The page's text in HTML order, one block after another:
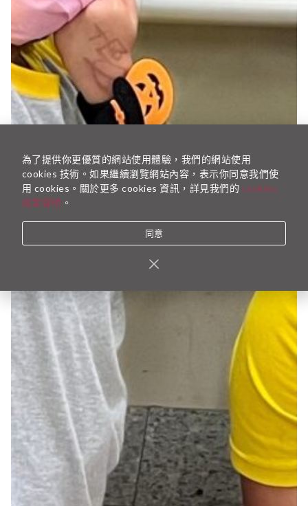
為了提供你更優質的網站使用體驗，我們的網站使用
cookies 技術。如果繼續瀏覽網站內容，表示你同意我們使
用 cookies。關於更多 cookies 資訊，詳見我們的 cookies
政策聲明 。
同意